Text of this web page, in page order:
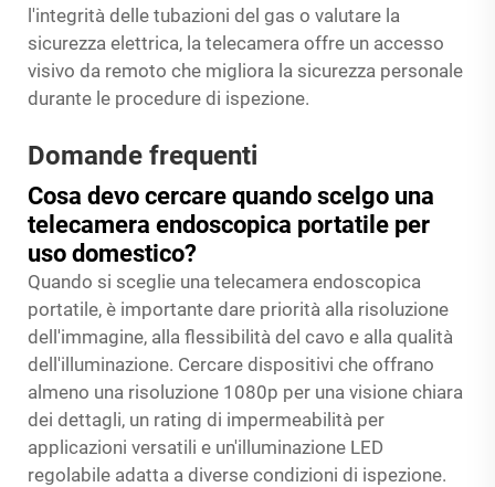
l'integrità delle tubazioni del gas o valutare la
sicurezza elettrica, la telecamera offre un accesso
visivo da remoto che migliora la sicurezza personale
durante le procedure di ispezione.
Domande frequenti
Cosa devo cercare quando scelgo una
telecamera endoscopica portatile per
uso domestico?
Quando si sceglie una telecamera endoscopica
portatile, è importante dare priorità alla risoluzione
dell'immagine, alla flessibilità del cavo e alla qualità
dell'illuminazione. Cercare dispositivi che offrano
almeno una risoluzione 1080p per una visione chiara
dei dettagli, un rating di impermeabilità per
applicazioni versatili e un'illuminazione LED
regolabile adatta a diverse condizioni di ispezione.